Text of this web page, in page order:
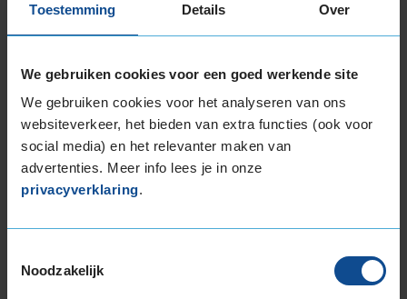
Toestemming Details Over
We gebruiken cookies voor een goed werkende site
We gebruiken cookies voor het analyseren van ons
websiteverkeer, het bieden van extra functies (ook voor
social media) en het relevanter maken van
advertenties. Meer info lees je in onze
privacyverklaring.
Noodzakelijk
Bandenmontagepakketten
bandenmaat omvang (inch)